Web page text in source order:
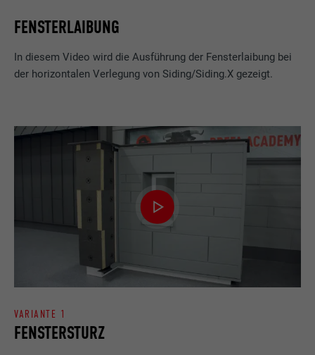
FENSTERLAIBUNG
In diesem Video wird die Ausführung der Fensterlaibung bei
der horizontalen Verlegung von Siding/Siding.X gezeigt.
FENSTERSTURZ
VARIANTE 1